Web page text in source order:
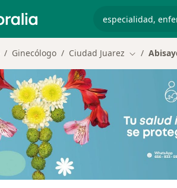
Ginecólogo Ciudad Juarez Cambiar